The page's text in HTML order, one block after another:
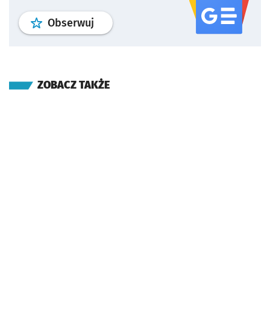
Obserwuj profil serwisu
ZOBACZ TAKŻE